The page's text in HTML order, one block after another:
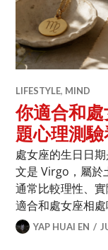
LIFESTYLE, MIND
你適合和
題心理測
處女座的生日日
文是 Virgo，屬於
通常比較理性、
適合和處女座相
YAP HUAI EN